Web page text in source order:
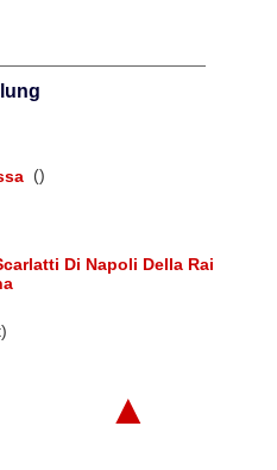
()
Di Napoli Della Rai
▲